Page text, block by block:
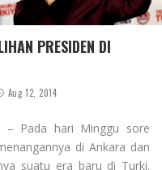
PRESIDEN DI
Aug 12, 2014
– Pada hari Minggu sore
di Ankara dan
suatu era baru di Turki.